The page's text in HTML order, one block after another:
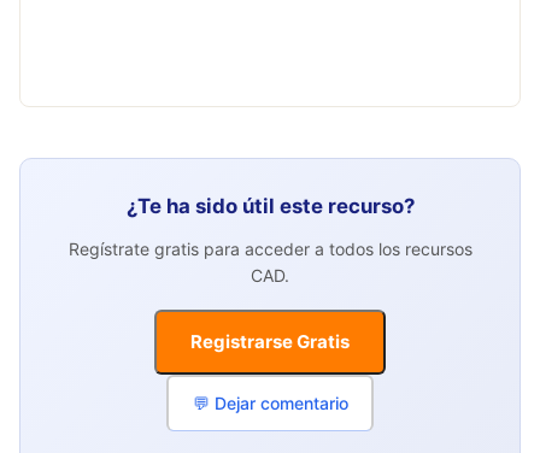
¿Te ha sido útil este recurso?
Regístrate gratis para acceder a todos los recursos
CAD.
Registrarse Gratis
💬 Dejar comentario